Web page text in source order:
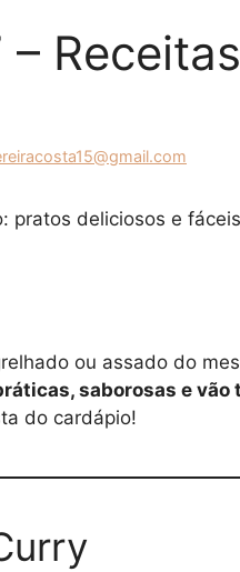
–
pratos deliciosos e
ou assado do
saborosas e
do cardápio!